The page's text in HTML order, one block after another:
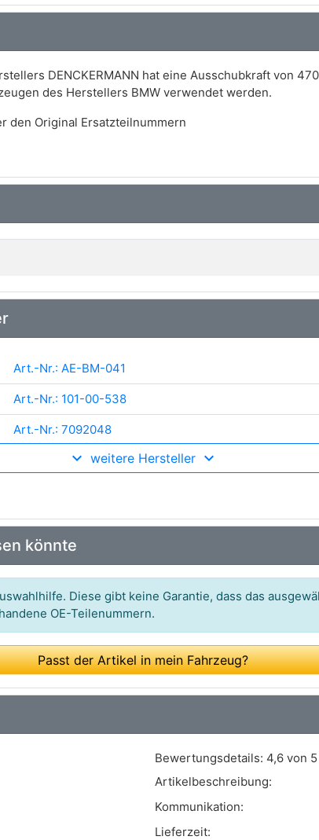
DENCKERMANN hat eine Ausschubkraft von
des Herstellers BMW verwendet werden.
den Original Ersatzteilnummern
Art.-Nr.: AE-BM-041
Art.-Nr.: 101-00-538
Art.-Nr.: 7092048
Art.-Nr.: 1481207000
Art.-Nr.: ZSA01059
Art.-Nr.: 502 849
Art.-Nr.: 12-1509
Art.-Nr.: 2110615
Art.-Nr.: 8108432
Art.-Nr.: ML6159
Art.-Nr.: 2029923
weitere Hersteller
könnte
Diese gibt keine Garantie, dass das
OE-Teilenummern.
Passt der Artikel in mein Fahrzeug?
Bewertungsdetails: 4,6 von 5
Artikelbeschreibung:
Kommunikation:
Lieferzeit: